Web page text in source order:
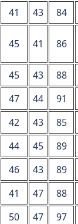
41 43 84
45 41 86
45 43 88
47 44 91
42 43 85
44 45 89
46 43 89
41 47 88
50 47 97